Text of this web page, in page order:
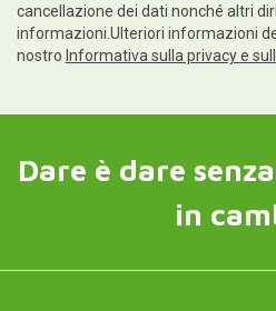
cancellazione dei dati nonché altri
informazioni.Ulteriori informazioni
nostro Informativa sulla privacy e
Dare è dare
in